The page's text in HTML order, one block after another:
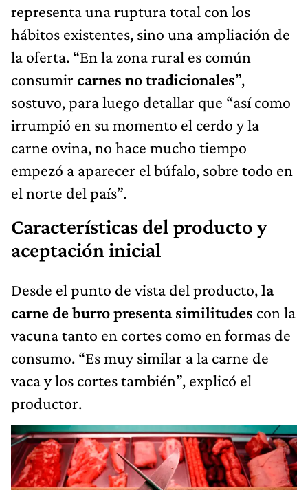
representa una ruptura total con los
hábitos existentes, sino una ampliación de
la oferta. “En la zona rural es común
consumir carnes no tradicionales”,
sostuvo, para luego detallar que “así como
irrumpió en su momento el cerdo y la
carne ovina, no hace mucho tiempo
empezó a aparecer el búfalo, sobre todo en
el norte del país”.
Características del producto y
aceptación inicial
Desde el punto de vista del producto,la
carne de burro presenta similitudes con la
vacuna tanto en cortes como en formas de
consumo. “Es muy similar a la carne de
vaca y los cortes también”, explicó el
productor.